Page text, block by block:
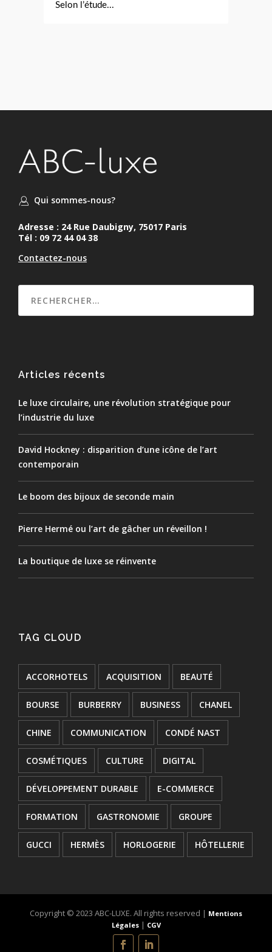
Selon l’étude...
Qui sommes-nous?
Adresse : 24 Rue Daubigny, 75017 Paris
Tél : 09 72 44 04 38
Contactez-nous
Articles récents
Le luxe circulaire, une révolution stratégique pour
l’industrie du luxe
David Hockney : disparition d’une icône de l’art
contemporain
Le boom des bijoux de seconde main
Pierre Hermé ou l’art de gâcher un réveillon !
La boutique de luxe se réinvente
TAG CLOUD
ACCORHOTELS ACQUISITION BEAUTÉ
BOURSE BURBERRY BUSINESS CHANEL
CHINE COMMUNICATION CONDÉ NAST
COSMÉTIQUES CULTURE DIGITAL
DÉVELOPPEMENT DURABLE E-COMMERCE
FORMATION GASTRONOMIE GROUPE
GUCCI HERMÈS HORLOGERIE HÔTELLERIE
LUXE LVMH
Copyright © 2023 ABC-LUXE. All rights reserved | Mentions
Légales| CGV